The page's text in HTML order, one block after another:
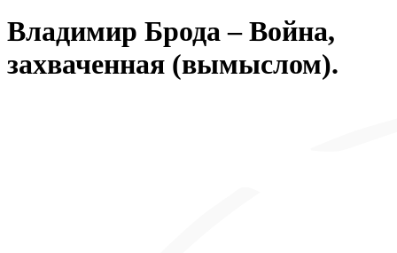
Владимир Брода – Война,
захваченная (вымыслом).